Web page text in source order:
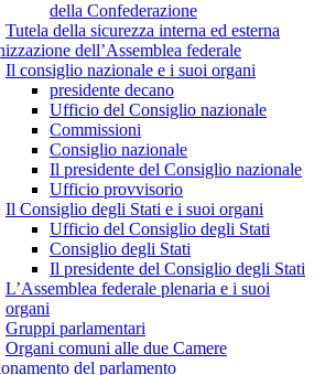
della Confederazione
Tutela della sicurezza interna ed esterna
dell’Assemblea federale
Il consiglio nazionale e i suoi organi
presidente decano
Ufficio del Consiglio nazionale
Commissioni
Consiglio nazionale
Il presidente del Consiglio nazionale
Ufficio provvisorio
Il Consiglio degli Stati e i suoi organi
Ufficio del Consiglio degli Stati
Consiglio degli Stati
Il presidente del Consiglio degli Stati
L’Assemblea federale plenaria e i suoi
organi
Gruppi parlamentari
Organi comuni alle due Camere
del parlamento